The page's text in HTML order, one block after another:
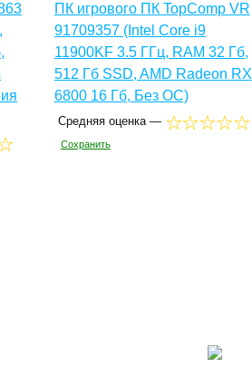
ПК игрового ПК TopComp VR
91709357 (Intel Core i9
11900KF 3.5 ГГц, RAM 32 Гб,
512 Гб SSD, AMD Radeon RX
6800 16 Гб, Без ОС)
Средняя оценка —
Сохранить